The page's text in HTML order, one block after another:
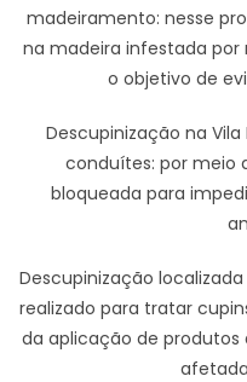
madeiramento: nesse
na madeira infestada
o objetivo de
Descupinização na
conduítes: por meio
bloqueada para
Descupinização
realizado para tratar
da aplicação de